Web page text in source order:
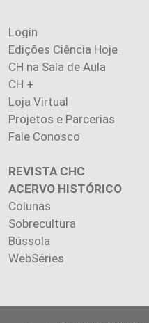
Login
Edições Ciência Hoje
CH na Sala de Aula
CH +
Loja Virtual
Projetos e Parcerias
Fale Conosco
REVISTA CHC
ACERVO HISTÓRICO
Colunas
Sobrecultura
Bússola
WebSéries